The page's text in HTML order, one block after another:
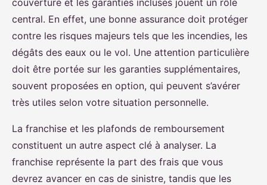
couverture et les garanties incluses jouent un rôle
central. En effet, une bonne assurance doit protéger
contre les risques majeurs tels que les incendies, les
dégâts des eaux ou le vol. Une attention particulière
doit être portée sur les garanties supplémentaires,
souvent proposées en option, qui peuvent s’avérer
très utiles selon votre situation personnelle.
La franchise et les plafonds de remboursement
constituent un autre aspect clé à analyser. La
franchise représente la part des frais que vous
devrez avancer en cas de sinistre, tandis que les